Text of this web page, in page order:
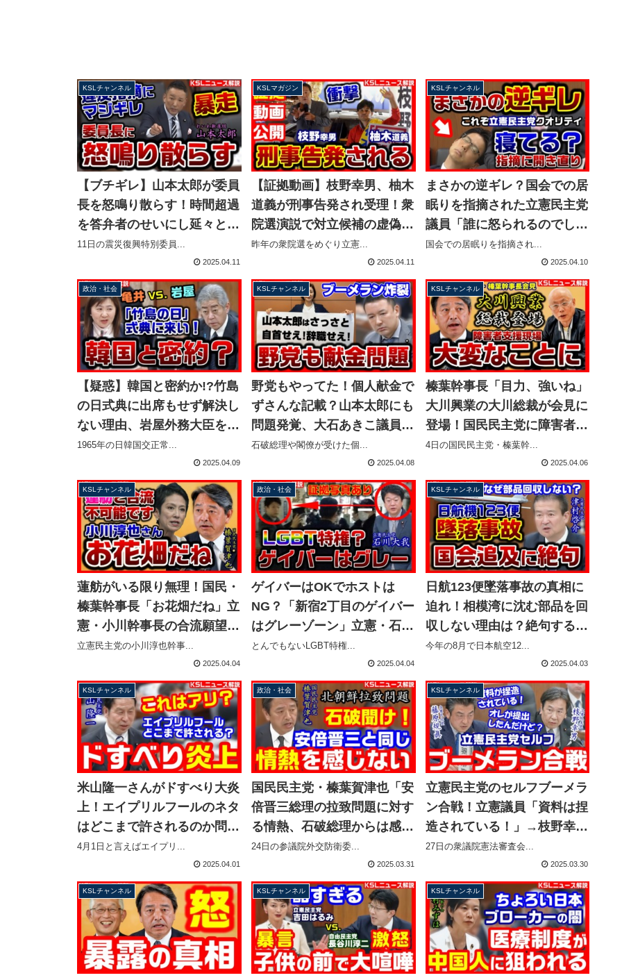
KSLチャンネル
【ブチギレ】山本太郎が委員
長を怒鳴り散らす！時間超過
を答弁者のせいにし延々と罵
倒を続ける醜態【KSLチャン
11日の震災復興特別委員...
2025.04.11
KSLマガジン
【証拠動画】枝野幸男、柚木
道義が刑事告発され受理！衆
院選演説で対立候補の虚偽情
報公表か？マスコミが報じな
い衝撃の内容【KSLチャンネ
ル】マガジン241号
昨年の衆院選をめぐり立憲...
2025.04.11
KSLチャンネル
まさかの逆ギレ？国会での居
眠りを指摘された立憲民主党
議員「誰に怒られるのでしょ
うか？」開き直り投稿に批判
殺到【KSLチャンネル】
国会での居眠りを指摘され...
2025.04.10
政治・社会
【疑惑】韓国と密約か!?竹島
の日式典に出席もせず解決し
ない理由、岩屋外務大臣を島
根1区の亀井亜紀子が追及
1965年の日韓国交正常...
2025.04.09
KSLチャンネル
野党もやってた！個人献金で
ずさんな記載？山本太郎にも
問題発覚、大石あきこ議員の
「さっさと自首せえ！辞職せ
え！」炸裂か?【KSLチャン
ネル】
石破総理や閣僚が受けた個...
2025.04.08
KSLチャンネル
榛葉幹事長「目力、強いね」
大川興業の大川総裁が会見に
登場！国民民主党に障害者支
援現場の窮状を本気の訴え
4日の国民民主党・榛葉幹...
2025.04.06
KSLチャンネル
蓮舫がいる限り無理！国民・
榛葉幹事長「お花畑だね」立
憲・小川幹事長の合流願望を
一蹴してしまう【KSLチャン
立憲民主党の小川淳也幹事...
2025.04.04
政治・社会
ゲイバーはOKでホストは
NG？「新宿2丁目のゲイバー
はグレーゾーン」立憲・石川
大我が無許可営業を擁護する
LGBT特権発動【KSLチャン
ネル】
とんでもないLGBT特権...
2025.04.04
KSLチャンネル
日航123便墜落事故の真相に
迫れ！相模湾に沈む部品を回
収しない理由は？絶句する運
輸安全委員長 立憲・津村啓
介が国会で追及【KSLチャン
ネル】
今年の8月で日本航空12...
2025.04.03
KSLチャンネル
米山隆一さんがドすべり大炎
上！エイプリルフールのネタ
はどこまで許されるのか問題
【KSLチャンネル】
4月1日と言えばエイプリ...
2025.04.01
政治・社会
国民民主党・榛葉賀津也「安
倍晋三総理の拉致問題に対す
る情熱、石破総理からは感じ
ない」トランプ大統領との関
係にも言及【KSLチャンネ
ル】
24日の参議院外交防衛委...
2025.03.31
KSLチャンネル
立憲民主党のセルフブーメラ
ン合戦！立憲議員「資料は捏
造されている！」→枝野幸男
「私の責任で提出したもので
す」【KSLチャンネル】
27日の衆議院憲法審査会...
2025.03.30
KSLチャンネル KSLチャンネル KSLチャンネル